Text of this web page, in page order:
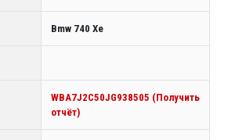
Bmw 740 Xe
WBA7J2C50JG938505 (Получить
отчёт)